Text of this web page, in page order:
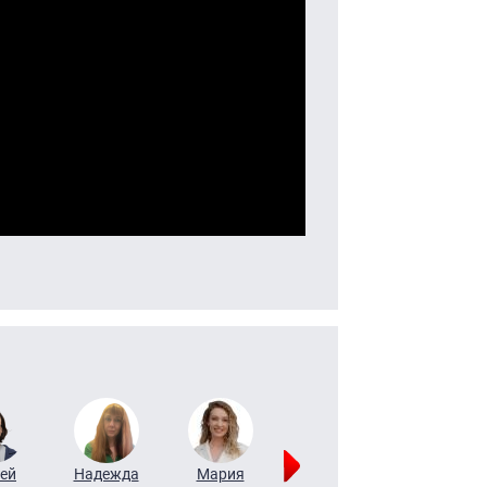
Надежда
Мария